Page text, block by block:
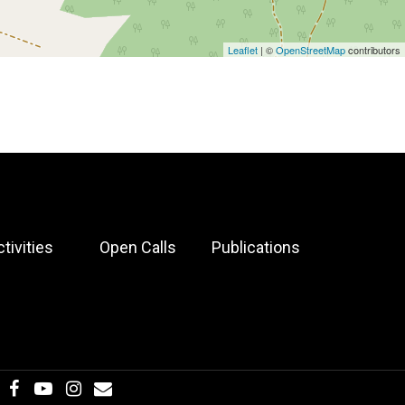
Leaflet | ©OpenStreetMapcontributors
Open Calls Publications